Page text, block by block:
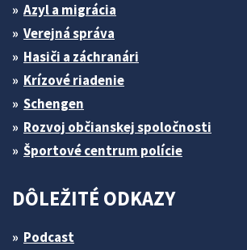
Azyl a migrácia
Verejná správa
Hasiči a záchranári
Krízové riadenie
Schengen
Rozvoj občianskej spoločnosti
Športové centrum polície
DÔLEŽITÉ ODKAZY
Podcast